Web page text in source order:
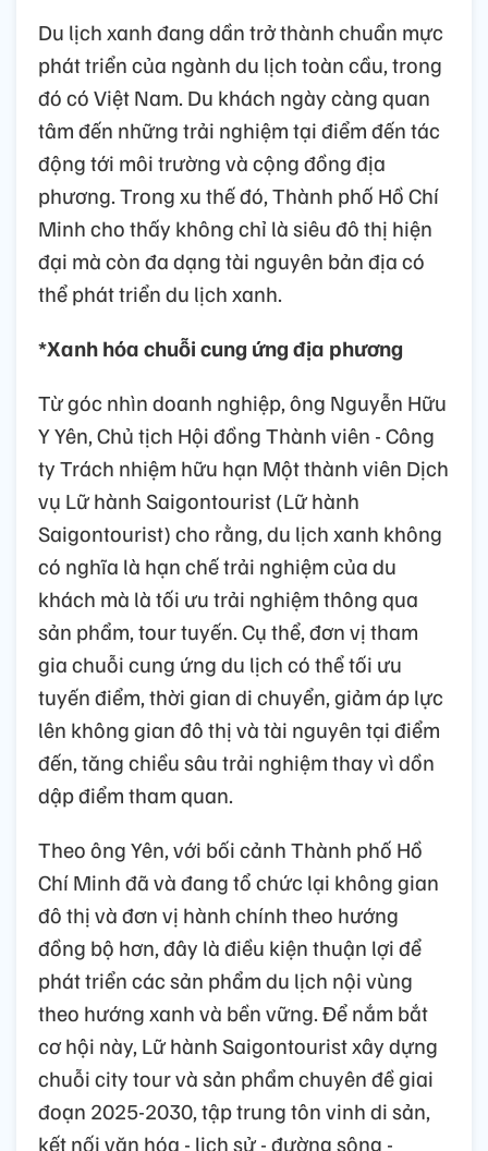
Du lịch xanh đang dần trở thành chuẩn mực
phát triển của ngành du lịch toàn cầu, trong
đó có Việt Nam. Du khách ngày càng quan
tâm đến những trải nghiệm tại điểm đến tác
động tới môi trường và cộng đồng địa
phương. Trong xu thế đó, Thành phố Hồ Chí
Minh cho thấy không chỉ là siêu đô thị hiện
đại mà còn đa dạng tài nguyên bản địa có
thể phát triển du lịch xanh.
*Xanh hóa chuỗi cung ứng địa phương
Từ góc nhìn doanh nghiệp, ông Nguyễn Hữu
Y Yên, Chủ tịch Hội đồng Thành viên - Công
ty Trách nhiệm hữu hạn Một thành viên Dịch
vụ Lữ hành Saigontourist (Lữ hành
Saigontourist) cho rằng, du lịch xanh không
có nghĩa là hạn chế trải nghiệm của du
khách mà là tối ưu trải nghiệm thông qua
sản phẩm, tour tuyến. Cụ thể, đơn vị tham
gia chuỗi cung ứng du lịch có thể tối ưu
tuyến điểm, thời gian di chuyển, giảm áp lực
lên không gian đô thị và tài nguyên tại điểm
đến, tăng chiều sâu trải nghiệm thay vì dồn
dập điểm tham quan.
Theo ông Yên, với bối cảnh Thành phố Hồ
Chí Minh đã và đang tổ chức lại không gian
đô thị và đơn vị hành chính theo hướng
đồng bộ hơn, đây là điều kiện thuận lợi để
phát triển các sản phẩm du lịch nội vùng
theo hướng xanh và bền vững. Để nắm bắt
cơ hội này, Lữ hành Saigontourist xây dựng
chuỗi city tour và sản phẩm chuyên đề giai
đoạn 2025-2030, tập trung tôn vinh di sản,
kết nối văn hóa - lịch sử - đường sông -